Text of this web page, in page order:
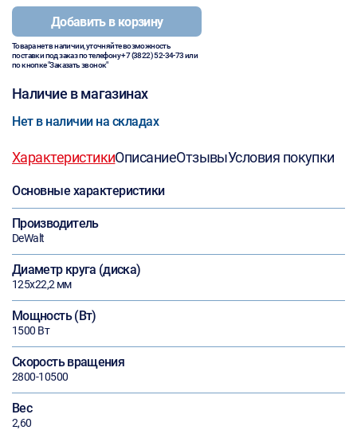
Добавить в корзину
Товара нет в наличии, уточняйте возможность
поставки под заказ по телефону+7 (3822) 52-34-73или
по кнопке "Заказать звонок"
Наличие в магазинах
Нет в наличии на складах
ХарактеристикиОписаниеОтзывыУсловия покупки
Основные характеристики
Производитель
DeWalt
Диаметр круга (диска)
125х22,2 мм
Мощность (Вт)
1500 Вт
Скорость вращения
2800-10500
Вес
2,60